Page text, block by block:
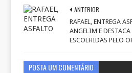
ANTERIOR
RAFAEL, ENTREGA
ANGELIM E DESTACA
ESCOLHIDAS PELO
POSTA UM COMENTÁRIO